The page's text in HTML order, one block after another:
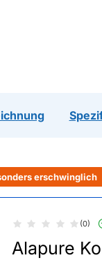
erschwinglich
(0)
Alapure